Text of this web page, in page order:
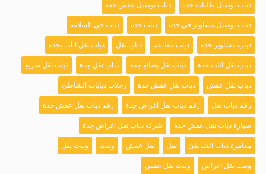
دباب توصيل طلبات جدة دباب توصيل عفش جدة
دباب توصيل مشاوير في جدة دباب جدة دباب حي السلامة
دباب مشاوير جدة دباب مطاعم دباب نقل دباب نقل اثاث بجدة
دباب نقل اثاث جدة دباب نقل بضائع جدة دباب نقل جدة دباب نقل سريع
دباب نقل عفش دباب نقل عفش جدة رحلات دبابات الشاطئ
رقم دباب نقل رقم دباب نقل اغراض جدة رقم دباب نقل عفش جدة
سيارة دباب نقل عفش جدة شركة دباب نقل اغراض جدة
مغامرة دباب الشاطئ نقل نقل عفش ونيت ونيت نقل
ونيت نقل اغراض ونيت نقل عفش